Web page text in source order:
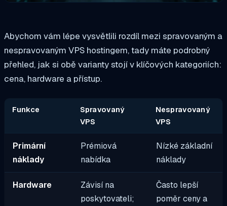
Abychom vám lépe vysvětlili rozdíl mezi spravovaným a
nespravovaným VPS hostingem, tady máte podrobný
přehled, jak si obě varianty stojí v klíčových kategoriích:
cena, hardware a přístup.
Funkce
Spravovaný
VPS
Nespravovaný
VPS
Primární
náklady
Prémiová
nabídka
Nízké základní
náklady
Hardware
Závisí na
poskytovateli;
Často lepší
poměr ceny a